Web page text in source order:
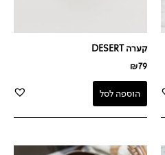
קערה DESERT
₪79
הוספה לסל